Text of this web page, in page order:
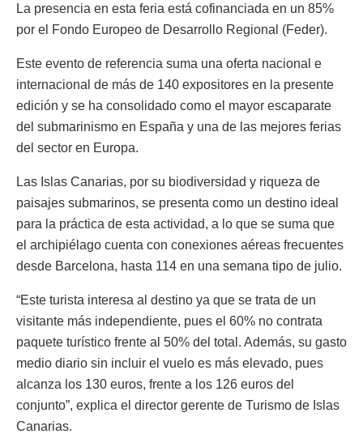
La presencia en esta feria está cofinanciada en un 85%
por el Fondo Europeo de Desarrollo Regional (Feder).
Este evento de referencia suma una oferta nacional e
internacional de más de 140 expositores en la presente
edición y se ha consolidado como el mayor escaparate
del submarinismo en España y una de las mejores ferias
del sector en Europa.
Las Islas Canarias, por su biodiversidad y riqueza de
paisajes submarinos, se presenta como un destino ideal
para la práctica de esta actividad, a lo que se suma que
el archipiélago cuenta con conexiones aéreas frecuentes
desde Barcelona, hasta 114 en una semana tipo de julio.
“Este turista interesa al destino ya que se trata de un
visitante más independiente, pues el 60% no contrata
paquete turístico frente al 50% del total. Además, su gasto
medio diario sin incluir el vuelo es más elevado, pues
alcanza los 130 euros, frente a los 126 euros del
conjunto”, explica el director gerente de Turismo de Islas
Canarias.